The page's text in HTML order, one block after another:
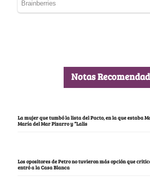
Notas
La mujer que tumbó la lista del Pacto, en la que estaba
María del Mar Pizarro y “Lalis
Los opositores de Petro no tuvieron más opción que
entró a la Casa Blanca